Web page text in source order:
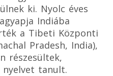
ki. Nyolc éves
Indiába
a Tibeti Központi
Pradesh, India),
részesültek,
tanult.